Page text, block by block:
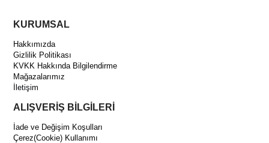
KURUMSAL
Hakkımızda
Gizlilik Politikası
KVKK Hakkında Bilgilendirme
Mağazalarımız
İletişim
ALIŞVERİŞ BİLGİLERİ
İade ve Değişim Koşulları
Çerez(Cookie) Kullanımı